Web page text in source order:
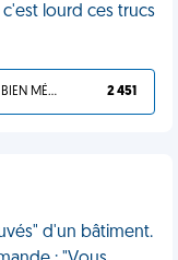
lourd ces trucs
TU L'AS BIEN MÉRITÉ 2 451
d'un bâtiment.